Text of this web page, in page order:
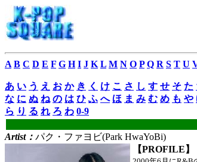
A B C D E F G H I J K L M N O P Q R S T U
あ い う え お か き く け こ さ し す せ そ た
な に ぬ ね の は ひ ふ へ ほ ま み む め も や
ら り る れ ろ わ 0-9
Artist： パク・ファヨビ(Park HwaYoBi)
【PROFILE】